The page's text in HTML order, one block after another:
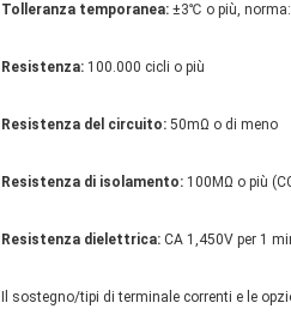
Tolleranza temporanea: ±3℃ o più,
Resistenza: 100.000 cicli o più
Resistenza del circuito: 50mΩ o di meno
Resistenza di isolamento: 100MΩ o più
Resistenza dielettrica: CA 1,450V per 1
Il sostegno/tipi di terminale correnti e le